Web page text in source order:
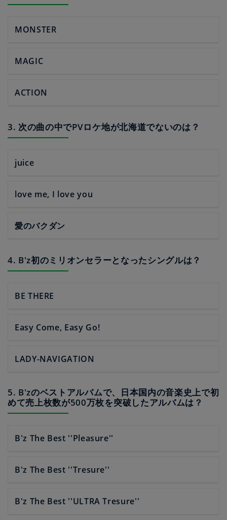
MONSTER
MAGIC
ACTION
3. 次の曲の中でPVロケ地が北海道でないのは？
juice
love me, I love you
愛のバクダン
4. B'z初のミリオンセラーとなったシングルは？
BE THERE
Easy Come, Easy Go!
LADY-NAVIGATION
5. B'zのベストアルバムで、日本国内の音楽史上で初
めて売上枚数が500万枚を突破したアルバムは？
B'z The Best ''Pleasure''
B'z The Best ''Tresure''
B'z The Best ''ULTRA Tresure''